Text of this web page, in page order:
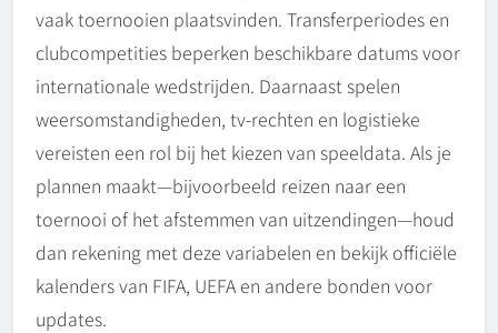
vaak toernooien plaatsvinden. Transferperiodes en
clubcompetities beperken beschikbare datums voor
internationale wedstrijden. Daarnaast spelen
weersomstandigheden, tv-rechten en logistieke
vereisten een rol bij het kiezen van speeldata. Als je
plannen maakt—bijvoorbeeld reizen naar een
toernooi of het afstemmen van uitzendingen—houd
dan rekening met deze variabelen en bekijk officiële
kalenders van FIFA, UEFA en andere bonden voor
updates.